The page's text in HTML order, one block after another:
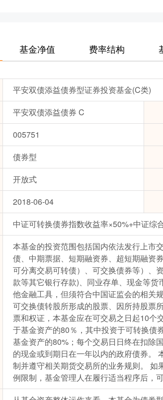
基金净值 费率结构
平安双债添益债券型证券投资基金(C类)
平安双债添益债券 C
005751
债券型
开放式
2018-06-04
中证可转换债券指数收益率×50%+中证综
本基金的投资范围包括国内依法发行上市
债、中期票据、短期融资券、超短期融资
可分离交易可转债）、可交换债券等）、
款等其它银行存款)、同业存单、现金等
他金融工具，但须符合中国证监会的相关
可交换债转股所形成的股票、因所持股票
票和权证，本基金应在可交易之日起10个
于基金资产的80％，其中投资于可转换债
基金资产的80%；每个交易日日终在扣除
的现金或到期日在一年以内的政府债券。
制并遵守相关期货交易所的业务规则。
例限制，基金管理人在履行适当程序后，